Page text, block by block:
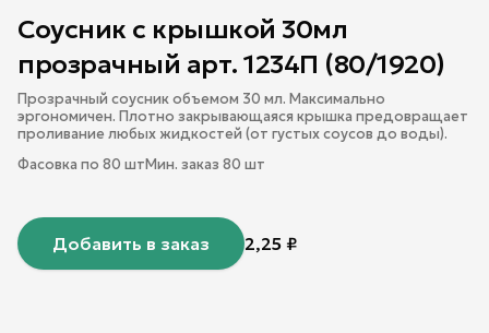
Соусник с крышкой 30мл
прозрачный арт. 1234П (80/1920)
Прозрачный соусник объемом 30 мл. Максимально
эргономичен. Плотно закрывающаяся крышка предовращает
проливание любых жидкостей (от густых соусов до воды).
Фасовка по 80 штМин. заказ 80 шт
Добавить в заказ 2,25 ₽